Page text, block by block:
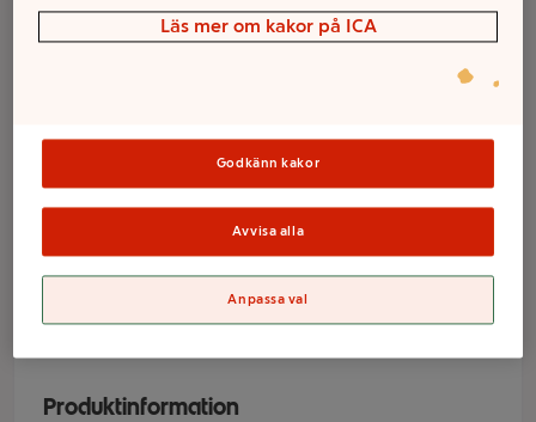
Dykmaneter 5-p
Produktinformation
Läs mer om kakor på ICA
Godkänn kakor
Avvisa alla
Anpassa val